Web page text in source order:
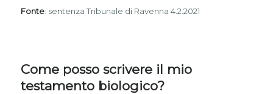
Fonte: sentenza Tribunale di Ravenna 4.2.2021
Come posso scrivere il mio
testamento biologico?